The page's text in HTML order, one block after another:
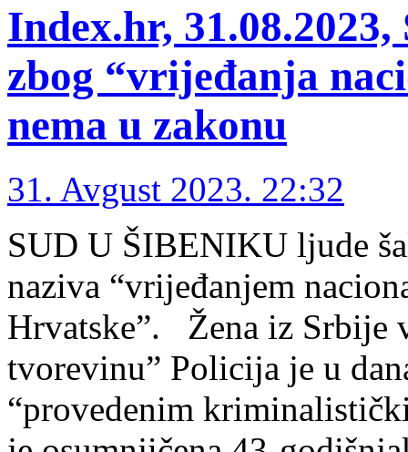
Index.hr,
zbog “vrijeđanja
nema u zakonu
31. Avgust 2023. 22:32
SUD U ŠIBENIKU ljude
naziva “vrijeđanjem
Hrvatske”. Žena iz Srbije
tvorevinu” Policija je u
“provedenim